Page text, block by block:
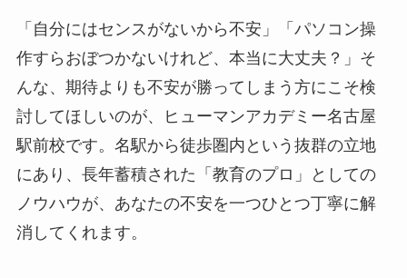
「自分にはセンスがないから不安」「パソコン操
作すらおぼつかないけれど、本当に大丈夫？」そ
んな、期待よりも不安が勝ってしまう方にこそ検
討してほしいのが、ヒューマンアカデミー名古屋
駅前校です。名駅から徒歩圏内という抜群の立地
にあり、長年蓄積された「教育のプロ」としての
ノウハウが、あなたの不安を一つひとつ丁寧に解
消してくれます。